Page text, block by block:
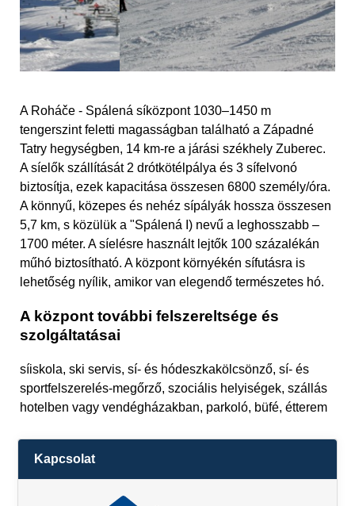
A Roháče - Spálená síközpont 1030–1450 m
tengerszint feletti magasságban található a Západné
Tatry hegységben, 14 km-re a járási székhely Zuberec.
A síelők szállítását 2 drótkötélpálya és 3 sífelvonó
biztosítja, ezek kapacitása összesen 6800 személy/óra.
A könnyű, közepes és nehéz sípályák hossza összesen
5,7 km, s közülük a "Spálená I) nevű a leghosszabb –
1700 méter. A síelésre használt lejtők 100 százalékán
műhó biztosítható. A központ környékén sífutásra is
lehetőség nyílik, amikor van elegendő természetes hó.
A központ további felszereltsége és
szolgáltatásai
síiskola, ski servis, sí- és hódeszkakölcsönző, sí- és
sportfelszerelés-megőrző, szociális helyiségek, szállás
hotelben vagy vendégházakban, parkoló, büfé, étterem
Kapcsolat